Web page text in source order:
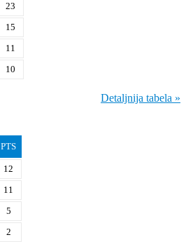
23
15
11
10
Detaljnija tabela »
PTS
12
11
5
2